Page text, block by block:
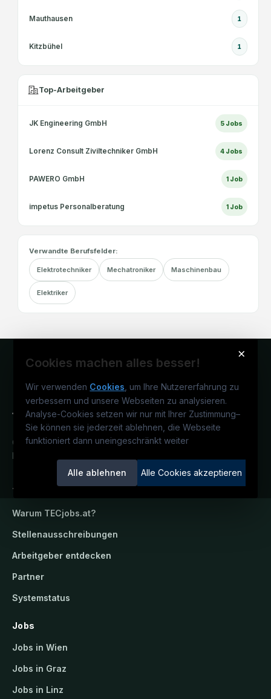
Mauthausen 1
Kitzbühel 1
Top-Arbeitgeber
JK Engineering GmbH 5 Jobs
Lorenz Consult Ziviltechniker GmbH 4 Jobs
PAWERO GmbH 1 Job
impetus Personalberatung 1 Job
Verwandte Berufsfelder:
Elektrotechniker Mechatroniker Maschinenbau
Elektriker
×
Cookies machen alles besser!
Wir verwenden Cookies , um Ihre Nutzererfahrung zu
verbessern und unsere Webseiten zu analysieren.
Analyse-Cookies setzen wir nur mit Ihrer Zustimmung–
Sie können sie jederzeit ablehnen, die Webseite
funktioniert dann uneingeschränkt weiter
Alle ablehnen Alle Cookies akzeptieren
Österreichs technisches Karriereportal.
Ein Service der candidatis GmbH.
TECjobs.at
Warum TECjobs.at?
Stellenausschreibungen
Arbeitgeber entdecken
Partner
Systemstatus
Jobs
Jobs in Wien
Jobs in Graz
Jobs in Linz